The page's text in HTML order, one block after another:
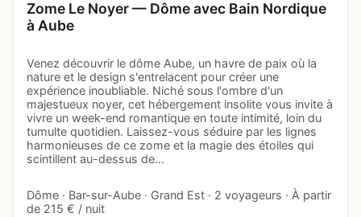
Zome Le Noyer — Dôme avec Bain Nordique
à Aube
Venez découvrir le dôme Aube, un havre de paix où la
nature et le design s'entrelacent pour créer une
expérience inoubliable. Niché sous l'ombre d'un
majestueux noyer, cet hébergement insolite vous invite à
vivre un week-end romantique en toute intimité, loin du
tumulte quotidien. Laissez-vous séduire par les lignes
harmonieuses de ce zome et la magie des étoiles qui
scintillent au-dessus de…
Dôme · Bar-sur-Aube · Grand Est · 2 voyageurs · À partir
de 215 € / nuit